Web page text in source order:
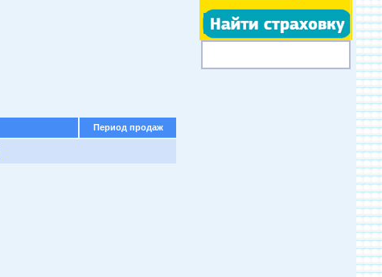
Период продаж